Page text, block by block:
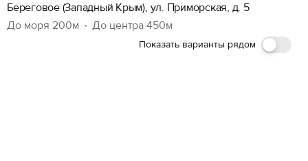
Береговое (Западный Крым), ул. Приморская, д. 5
До моря 200м
До центра 450м
Показать варианты рядом